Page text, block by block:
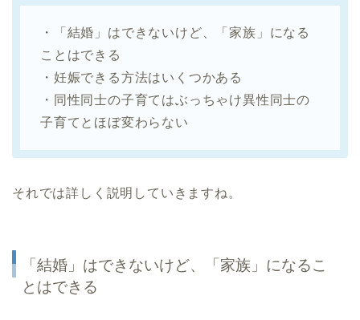
・「結婚」はできないけど、「家族」になる
ことはできる
・妊娠できる方法はいくつかある
・同性同士の子育てはぶっちゃけ異性同士の
子育てとほぼ変わらない
それでは詳しく説明していきますね。
「結婚」はできないけど、「家族」になるこ
とはできる